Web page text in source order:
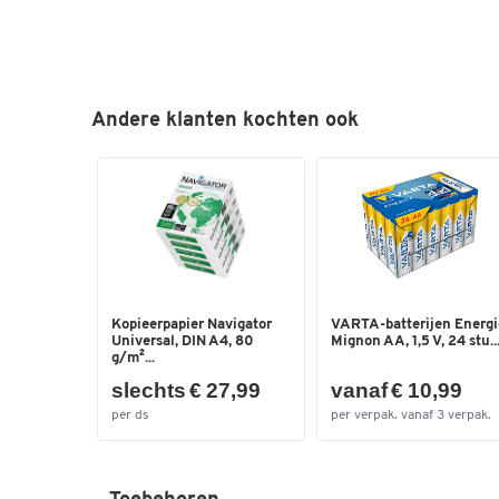
Andere klanten kochten ook
Kopieerpapier Navigator
Universal, DIN A4, 80
g/m²...
slechts € 27,99
per ds
VARTA-batterijen
Mignon AA, 1,5 V, 24 stu...
vanaf € 10,99
per verpak. vanaf 3 verpak.